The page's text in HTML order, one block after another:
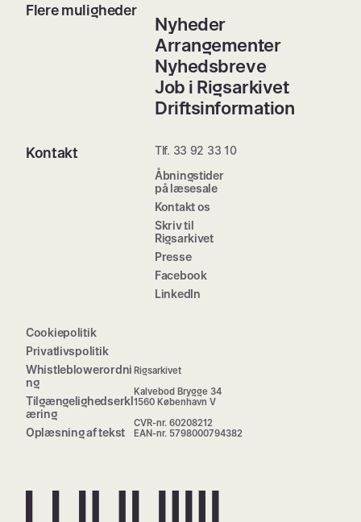
Flere muligheder
Nyheder
Arrangementer
Nyhedsbreve
Job i Rigsarkivet
Driftsinformation
Kontakt
Tlf. 33 92 33 10
Åbningstider
på læsesale
Kontakt os
Skriv til
Rigsarkivet
Presse
Facebook
LinkedIn
Cookiepolitik
Privatlivspolitik
Whistleblowerordni
ng
Tilgængelighedserkl
æring
Oplæsning af tekst
Rigsarkivet
Kalvebod Brygge 34
1560 København V
CVR-nr. 60208212
EAN-nr. 5798000794382